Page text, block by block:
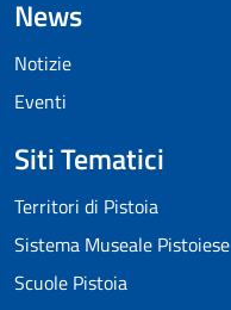
News
Notizie
Eventi
Siti Tematici
Territori di Pistoia
Sistema Museale Pistoiese
Scuole Pistoia